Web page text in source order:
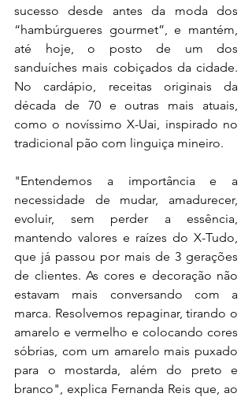
sucesso desde antes da moda dos
“hambúrgueres gourmet”, e mantém,
até hoje, o posto de um dos
sanduíches mais cobiçados da cidade.
No cardápio, receitas originais da
década de 70 e outras mais atuais,
como o novíssimo X-Uai, inspirado no
tradicional pão com linguiça mineiro.
"Entendemos a importância e a
necessidade de mudar, amadurecer,
evoluir, sem perder a essência,
mantendo valores e raízes do X-Tudo,
que já passou por mais de 3 gerações
de clientes. As cores e decoração não
estavam mais conversando com a
marca. Resolvemos repaginar, tirando o
amarelo e vermelho e colocando cores
sóbrias, com um amarelo mais puxado
para o mostarda, além do preto e
branco", explica Fernanda Reis que, ao